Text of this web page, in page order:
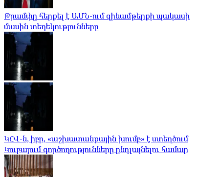
Թրամփը հերքել է ԱՄՆ-ում զինամթերքի պակասի
մասին տեղեկությունները
ԿՀՎ-ն, իբր, «աշխատանքային խումբ» է ստեղծում
Կուբայում գործողությունները ընդլայնելու համար